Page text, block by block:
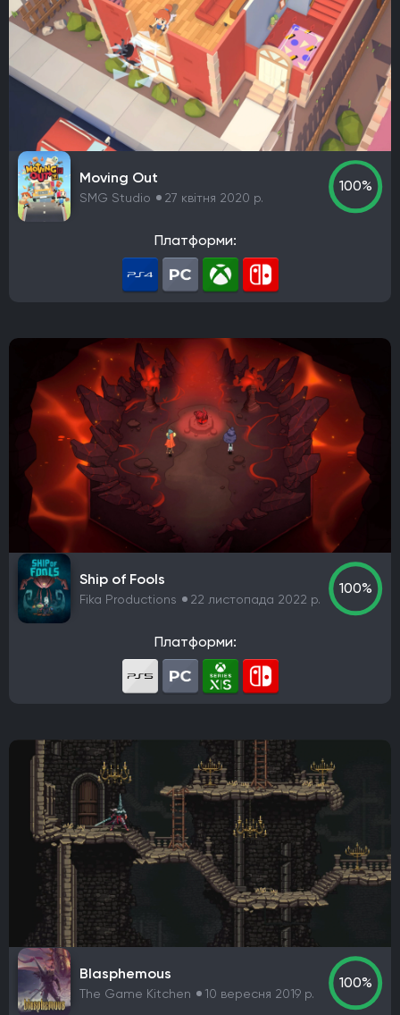
Tango Gameworks
Massive Entertainment
Epic Games
Blizzard Entertainment
Rockstar Games
Hazelight Studios
Naughty Dog
Valve Corporation
Teyon
Iron Gate
Coffee Stain Studios
Motive Studio
Wube Software
Studio MDHR
ConcernedApe
Ghost Town Games
The Behemoth
GSC Game World
Pocket Pair
Bloober Team
Eidos-Montreal
Bandai Namco Studios
Arrowhead Game Studios
United Front Games
Slavic Magic
Warhorse Studios
Team Asobi
Hangar 13
Alkimia Interactive
Grimlore Games
FromSoftware
MachineGames
Grinding Gear Games
Codemasters
Bugbear Entertainment
IO Interactive
Team Meat
Relic Entertainment
Gearbox Software
Rockstar Toronto
Rockstar North
Endnight Games Ltd
Rare
Massive Monster
Raven Software
Treyarch
EA Orlando
Dreamate Games
Ghost Story Games
Compulsion Games
Playground Games
Telltale Games
CremaGames
Digital Extremes
Nintendo EAD Software Development Group No.1
Anshar Studios
Nintendo EPD Production Group No. 8
Nintendo EPD Production Group No. 3
Grezzo
Flying Squirrel Entertainment
Taleworlds
Kunos Simulazioni
Hinterland Studio Inc.
Free Range Games
Poncle
Illusion Softworks
Rebellion
Starry Studio Team Silent
Milestone
PlaySide
Daedalic Entertainment
Robot Entertainment
Striking Distance Studios
Rocksteady Studios
Stellar Entertainment
Rebel Wolves
WB Games Montréal
Tripwire Interactive
Claymore Game Studios
TiMi Studio Group
TransGaming Inc.
Sonic Team
Red Soul Games
Big Bad Wolf
Cyanide Studio
Moving Out
SMG Studio 27 квітня 2020 р.
100%
Платформи:
Ship of Fools
Fika Productions 22 листопада 2022 р.
100%
Платформи:
Blasphemous
The Game Kitchen 10 вересня 2019 р.
100%